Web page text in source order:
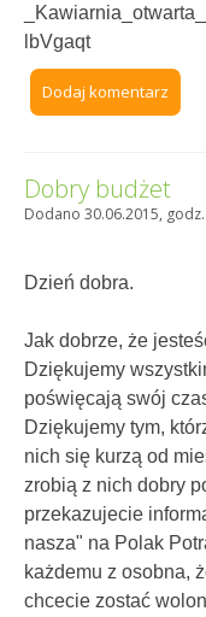
lbVgaqt
Dodaj komentarz
Dobry budżet
Dodano 30.06.2015, godz.
Dzień dobra.
Jak dobrze, że
Dziękujemy
poświęcają swój
Dziękujemy tym,
nich się kurzą od
zrobią z nich dobry
przekazujecie
nasza" na Polak
każdemu z osobna,
chcecie zostać